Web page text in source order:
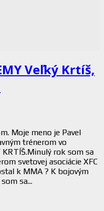
Veľký Krtíš,
Moje meno je Pavel
trénerom vo
KRTÍŠ.Minulý rok som sa
svetovej asociácie XFC
k MMA ? K bojovým
sa...